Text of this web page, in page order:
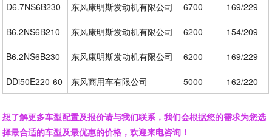
D6.7NS6B230 东风康明斯发动机有限公司 6700 169/229
B6.2NS6B210 东风康明斯发动机有限公司 6200 154/209
B6.2NS6B230 东风康明斯发动机有限公司 6200 169/229
DDi50E220-60 东风商用车有限公司 5000 162/220
想了解更多车型配置及报价请与我们联系，我们会根据您的需求为您选
择最合适的车型及最优惠的价格，欢迎来电咨询！